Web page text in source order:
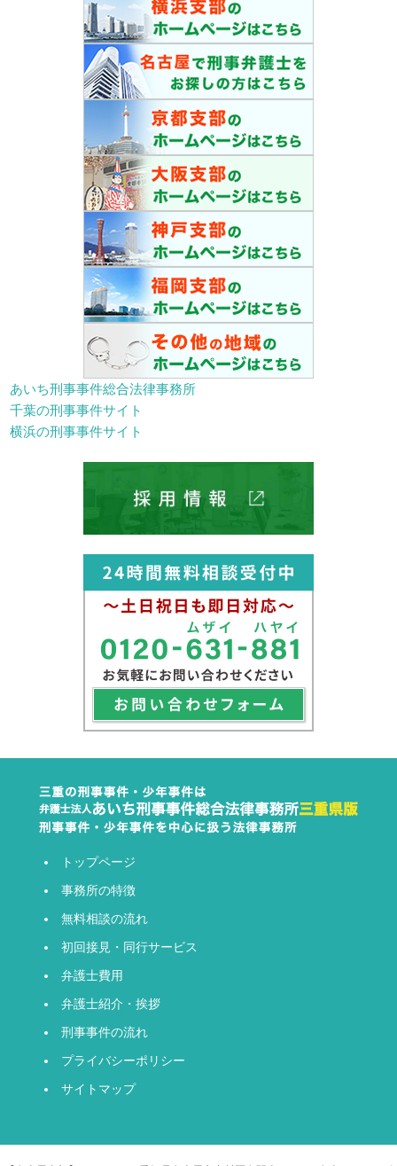
あいち刑事事件総合法律事務所
千葉の刑事事件サイト
横浜の刑事事件サイト
トップページ
事務所の特徴
無料相談の流れ
初回接見・同行サービス
弁護士費用
弁護士紹介・挨拶
刑事事件の流れ
プライバシーポリシー
サイトマップ